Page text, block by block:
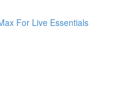
For Live Essentials